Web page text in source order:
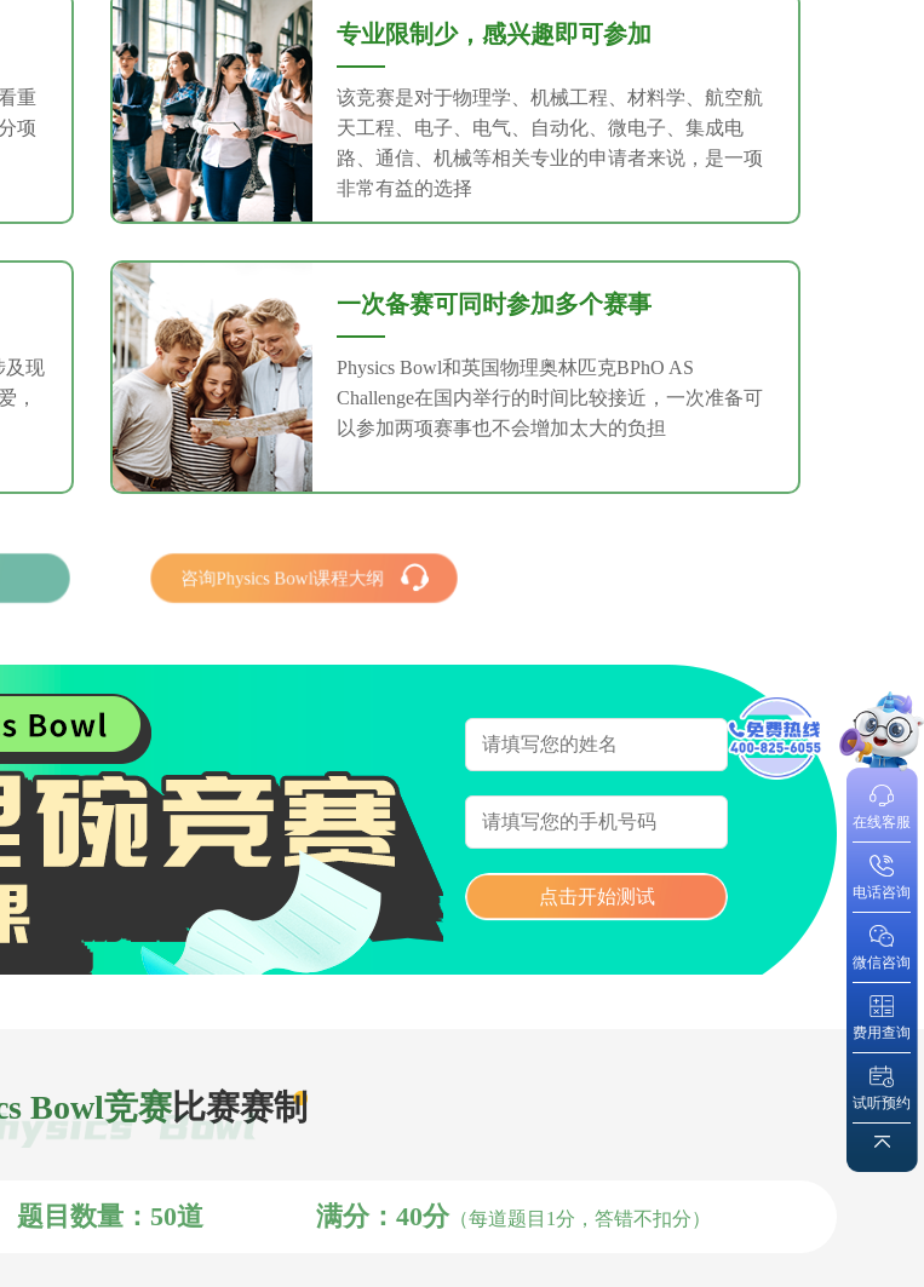
重
项
专业限制少，感兴趣即可参加
该竞赛是对于物理学、机械工程、材料学、航空航
天工程、电子、电气、自动化、微电子、集成电
路、通信、机械等相关专业的申请者来说，是一项
非常有益的选择
及现
，
一次备赛可同时参加多个赛事
Physics Bowl和英国物理奥林匹克BPhO AS
Challenge在国内举行的时间比较接近，一次准备可
以参加两项赛事也不会增加太大的负担
咨询Physics Bowl课程大纲
点击开始测试
Bowl竞赛比赛赛制
题目数量：50道 满分：40分（每道题目1分，答错不扣分）
在线客服
电话咨询
微信咨询
费用查询
试听预约